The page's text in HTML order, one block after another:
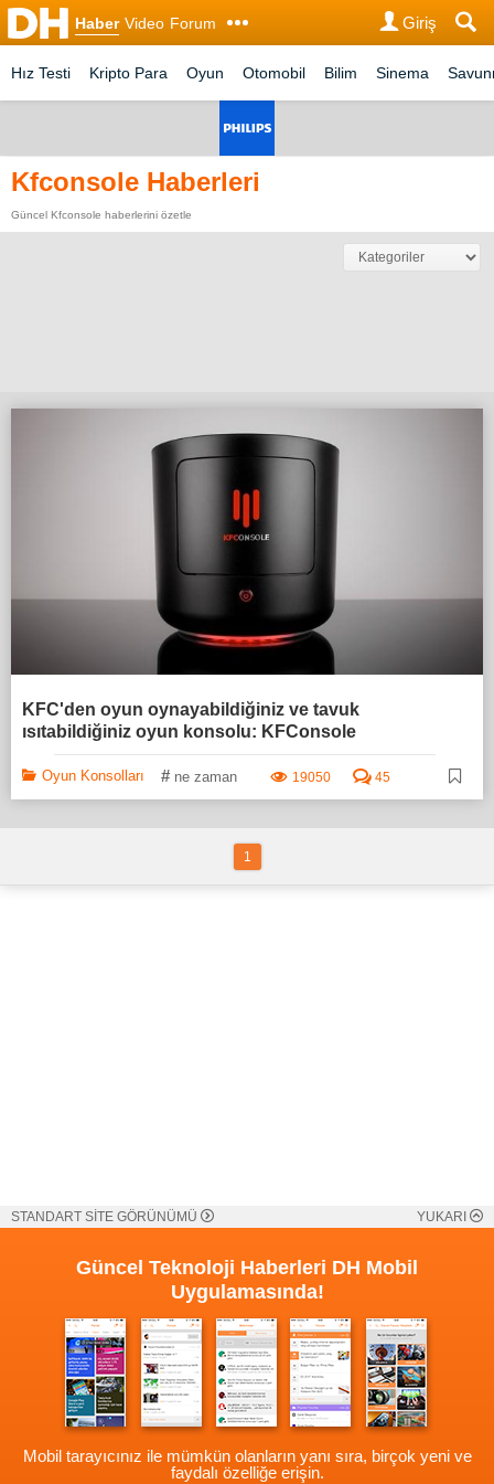
Haber Video Forum Giriş
Hız Testi Kripto Para Oyun Otomobil Bilim Sinema
Kfconsole Haberleri
Güncel Kfconsole haberlerini özetle
KFC'den oyun oynayabildiğiniz ve tavuk
ısıtabildiğiniz oyun konsolu: KFConsole
Oyun Konsolları # ne zaman 19050 45
1
STANDART SİTE GÖRÜNÜMÜ YUKARI
Güncel Teknoloji Haberleri DH Mobil
Uygulamasında!
Mobil tarayıcınız ile mümkün olanların yanı sıra, birçok yeni ve
faydalı özelliğe erişin.